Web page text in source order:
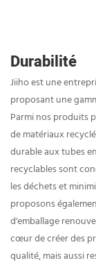
Durabilité
Jiiho est une
proposant une
Parmi nos produits
de matériaux
durable aux tubes
recyclables sont
les déchets et
proposons
d'emballage
cœur de créer des
qualité, mais aussi